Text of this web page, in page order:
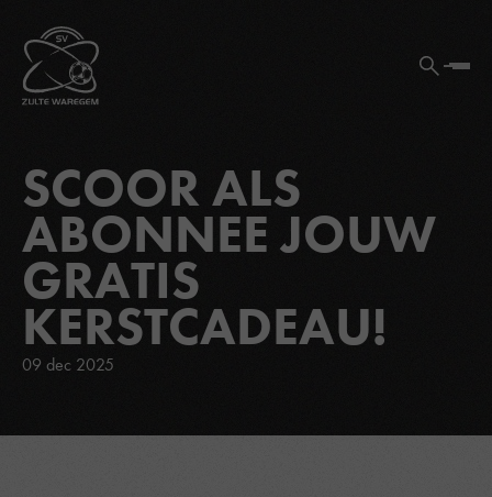
SCOOR ALS
ABONNEE JOUW
GRATIS
KERSTCADEAU!
09 dec 2025